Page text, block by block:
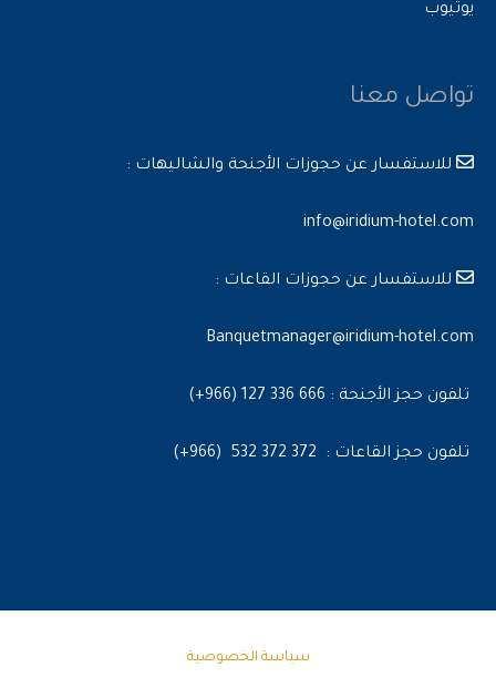
يوتيوب
تواصل معنا
للاستفسار عن حجوزات الأجنحة والشاليهات :
info@iridium-hotel.com
للاستفسار عن حجوزات القاعات :
Banquetmanager@iridium-hotel.com
تلفون حجز الأجنحة : 666 336 127 (966+)
تلفون حجز القاعات : 372 372 532 (966+)
سياسة الخصوصية